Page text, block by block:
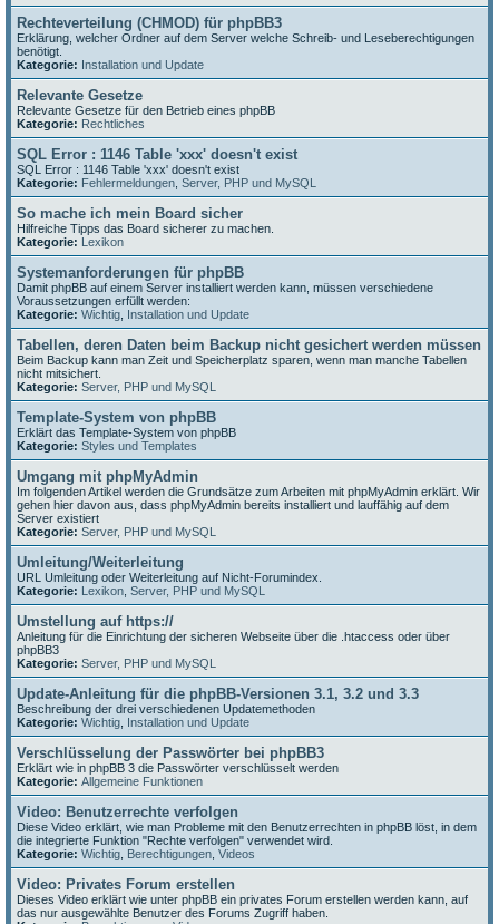
Rechteverteilung (CHMOD) für phpBB3
Erklärung, welcher Ordner auf dem Server welche Schreib- und Leseberechtigungen
benötigt.
Kategorie: Installation und Update
Relevante Gesetze
Relevante Gesetze für den Betrieb eines phpBB
Kategorie: Rechtliches
SQL Error : 1146 Table 'xxx' doesn't exist
SQL Error : 1146 Table 'xxx' doesn't exist
Kategorie: Fehlermeldungen Server, PHP und MySQL
So mache ich mein Board sicher
Hilfreiche Tipps das Board sicherer zu machen.
Kategorie: Lexikon
Systemanforderungen für phpBB
Damit phpBB auf einem Server installiert werden kann, müssen verschiedene
Voraussetzungen erfüllt werden:
Kategorie: Wichtig Installation und Update
Tabellen, deren Daten beim Backup nicht gesichert werden müssen
Beim Backup kann man Zeit und Speicherplatz sparen, wenn man manche Tabellen
nicht mitsichert.
Kategorie: Server, PHP und MySQL
Template-System von phpBB
Erklärt das Template-System von phpBB
Kategorie: Styles und Templates
Umgang mit phpMyAdmin
Im folgenden Artikel werden die Grundsätze zum Arbeiten mit phpMyAdmin erklärt. Wir
gehen hier davon aus, dass phpMyAdmin bereits installiert und lauffähig auf dem
Server existiert
Kategorie: Server, PHP und MySQL
Umleitung/Weiterleitung
URL Umleitung oder Weiterleitung auf Nicht-Forumindex.
Kategorie: Lexikon Server, PHP und MySQL
Umstellung auf https://
Anleitung für die Einrichtung der sicheren Webseite über die .htaccess oder über
phpBB3
Kategorie: Server, PHP und MySQL
Update-Anleitung für die phpBB-Versionen 3.1, 3.2 und 3.3
Beschreibung der drei verschiedenen Updatemethoden
Kategorie: Wichtig Installation und Update
Verschlüsselung der Passwörter bei phpBB3
Erklärt wie in phpBB 3 die Passwörter verschlüsselt werden
Kategorie: Allgemeine Funktionen
Video: Benutzerrechte verfolgen
Diese Video erklärt, wie man Probleme mit den Benutzerrechten in phpBB löst, in dem
die integrierte Funktion "Rechte verfolgen" verwendet wird.
Kategorie: Wichtig Berechtigungen Videos
Video: Privates Forum erstellen
Dieses Video erklärt wie unter phpBB ein privates Forum erstellen werden kann, auf
das nur ausgewählte Benutzer des Forums Zugriff haben.